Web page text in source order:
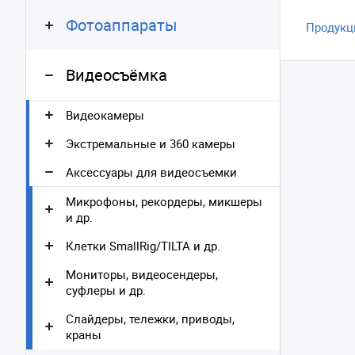
Фотоаппараты
Видеосъёмка
Видеокамеры
Экстремальные и 360 камеры
Аксессуары для видеосъемки
Микрофоны, рекордеры, микшеры
и др.
Клетки SmallRig/TILTA и др.
Мониторы, видеосендеры,
суфлеры и др.
Слайдеры, тележки, приводы,
краны